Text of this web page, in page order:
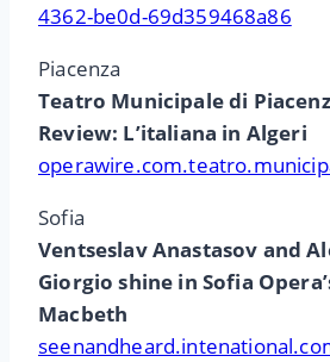
4362-be0d-69d359468a86
Piacenza
Teatro Municipale di
Review: L’italiana in Algeri
Sofia
Ventseslav Anastasov and
Giorgio shine in Sofia
Macbeth